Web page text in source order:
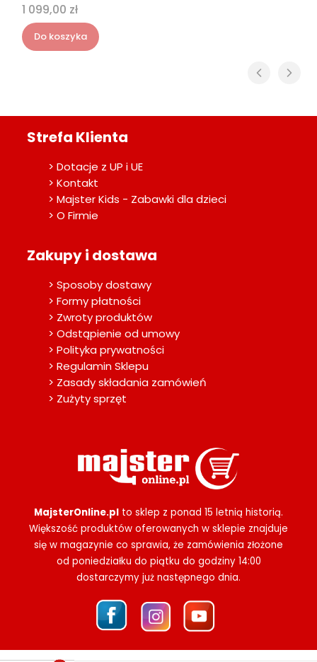
Cena
1 099,00 zł
Do koszyka
Strefa Klienta
> Dotacje z UP i UE
> Kontakt
> Majster Kids - Zabawki dla dzieci
> O Firmie
Zakupy i dostawa
> Sposoby dostawy
> Formy płatności
> Zwroty produktów
> Odstąpienie od umowy
> Polityka prywatności
> Regulamin Sklepu
> Zasady składania zamówień
> Zużyty sprzęt
MajsterOnline.pl to sklep z ponad 15 letnią historią.
Większość produktów oferowanych w sklepie znajduje
się w magazynie co sprawia, że zamówienia złożone
od poniedziałku do piątku do godziny 14:00
dostarczymy już następnego dnia.